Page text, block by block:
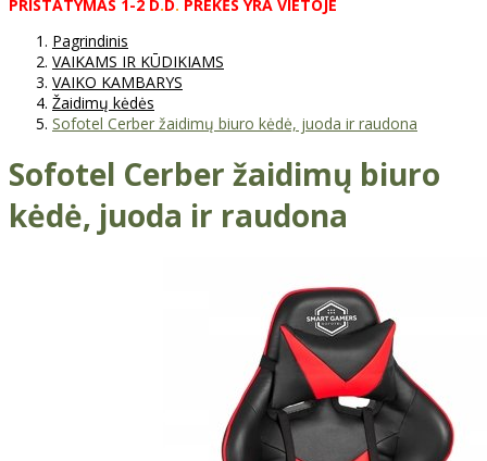
PRISTATYMAS 1-2 D. D. PREKĖS YRA VIETOJE
Pagrindinis
VAIKAMS IR KŪDIKIAMS
VAIKO KAMBARYS
Žaidimų kėdės
Sofotel Cerber žaidimų biuro kėdė, juoda ir raudona
Sofotel Cerber žaidimų biuro
kėdė, juoda ir raudona